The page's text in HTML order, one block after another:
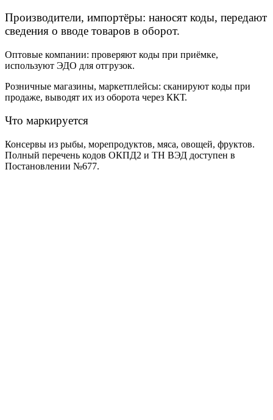
Производители, импортёры: наносят коды, передают
сведения о вводе товаров в оборот.
Оптовые компании: проверяют коды при приёмке,
используют ЭДО для отгрузок.
Розничные магазины, маркетплейсы: сканируют коды при
продаже, выводят их из оборота через ККТ.
Что маркируется
Консервы из рыбы, морепродуктов, мяса, овощей, фруктов.
Полный перечень кодов ОКПД2 и ТН ВЭД доступен в
Постановлении №677.